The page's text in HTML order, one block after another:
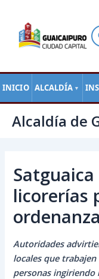
INICIO ALCALDÍA ▼
contenido
Alcaldía de
licorerías
Autoridades
locales que
personas ingiriendo
de